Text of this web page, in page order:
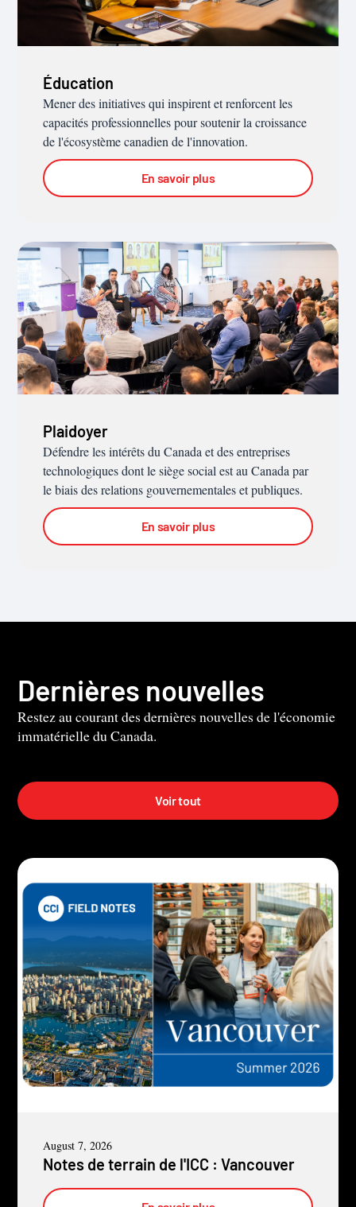
Éducation
Mener des initiatives qui inspirent et renforcent les
capacités professionnelles pour soutenir la croissance
de l'écosystème canadien de l'innovation.
En savoir plus
Plaidoyer
Défendre les intérêts du Canada et des entreprises
technologiques dont le siège social est au Canada par
le biais des relations gouvernementales et publiques.
En savoir plus
Dernières nouvelles
Restez au courant des dernières nouvelles de l'économie
immatérielle du Canada.
Voir tout
August 7, 2026
Notes de terrain de l'ICC : Vancouver